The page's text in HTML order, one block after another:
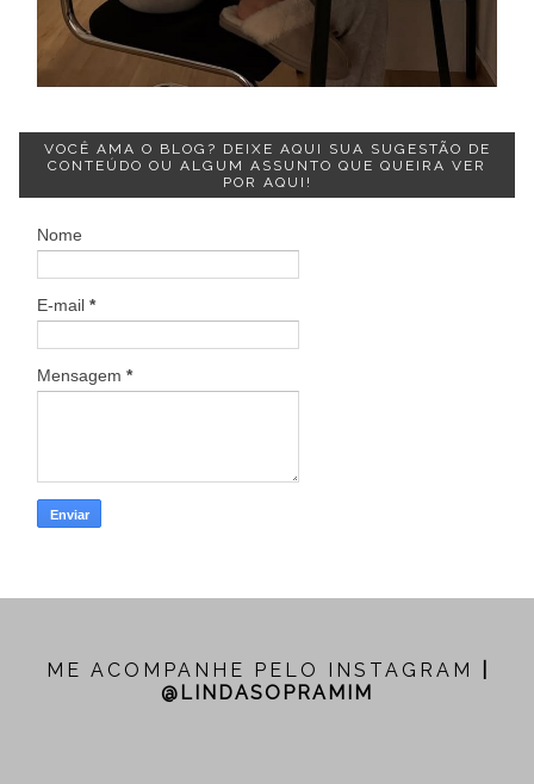
VOCÊ AMA O BLOG? DEIXE AQUI SUA SUGESTÃO DE
CONTEÚDO OU ALGUM ASSUNTO QUE QUEIRA VER
POR AQUI!
Nome
E-mail *
Mensagem *
ME ACOMPANHE PELO INSTAGRAM
@LINDASOPRAMIM